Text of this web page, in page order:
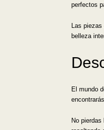
perfectos
Las
belleza
El mundo
No